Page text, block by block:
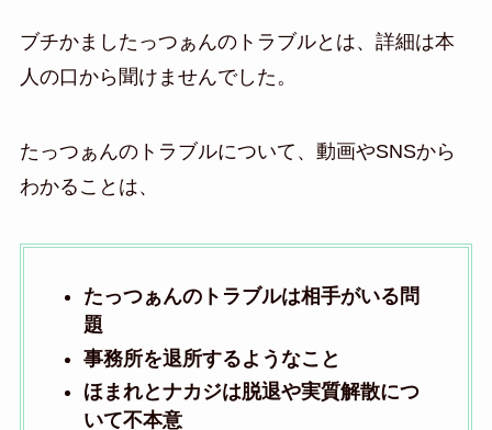
ブチかましたっつぁんのトラブルとは、詳細は本
人の口から聞けませんでした。
たっつぁんのトラブルについて、動画やSNSから
わかることは、
たっつぁんのトラブルは相手がいる問
題
事務所を退所するようなこと
ほまれとナカジは脱退や実質解散につ
いて不本意